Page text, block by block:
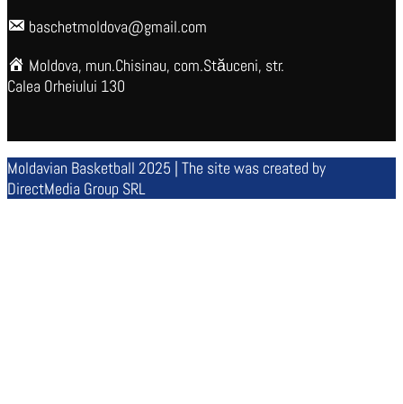
baschetmoldova@gmail.com
Moldova, mun.Chisinau, com.Stăuceni, str.
Calea Orheiului 130
Moldavian Basketball 2025 | The site was created by
DirectMedia Group SRL